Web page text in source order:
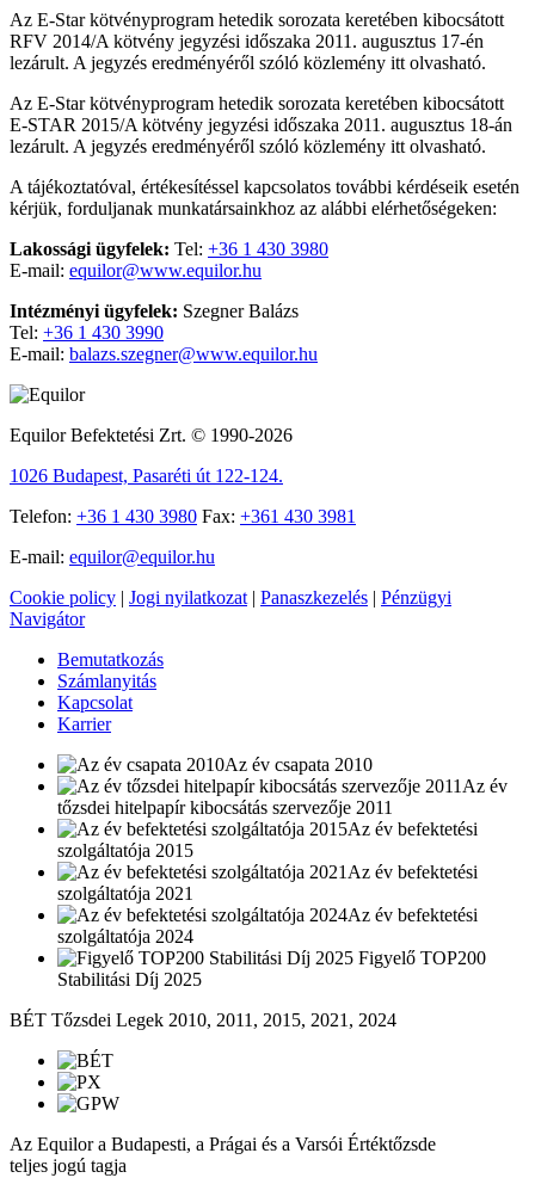
Az E-Star kötvényprogram hetedik sorozata keretében kibocsátott
RFV 2014/A kötvény jegyzési időszaka 2011. augusztus 17-én
lezárult. A jegyzés eredményéről szóló közlemény itt olvasható.
Az E-Star kötvényprogram hetedik sorozata keretében kibocsátott
E-STAR 2015/A kötvény jegyzési időszaka 2011. augusztus 18-án
lezárult. A jegyzés eredményéről szóló közlemény itt olvasható.
A tájékoztatóval, értékesítéssel kapcsolatos további kérdéseik esetén
kérjük, forduljanak munkatársainkhoz az alábbi elérhetőségeken:
Lakossági ügyfelek: Tel: +36 1 430 3980
E-mail: equilor@www.equilor.hu
Intézményi ügyfelek: Szegner Balázs
Tel: +36 1 430 3990
E-mail: balazs.szegner@www.equilor.hu
Equilor Befektetési Zrt. © 1990-2026
1026 Budapest, Pasaréti út 122-124.
Telefon: +36 1 430 3980 Fax: +361 430 3981
E-mail: equilor@equilor.hu
Cookie policy | Jogi nyilatkozat| Panaszkezelés | Pénzügyi
Navigátor
Bemutatkozás
Számlanyitás
Kapcsolat
Karrier
Az év csapata 2010
Az év
tőzsdei hitelpapír kibocsátás szervezője 2011
Az év befektetési
szolgáltatója 2015
Az év befektetési
szolgáltatója 2021
Az év befektetési
szolgáltatója 2024
Figyelő TOP200
Stabilitási Díj 2025
BÉT Tőzsdei Legek 2010, 2011, 2015, 2021, 2024
Az Equilor a Budapesti, a Prágai és a Varsói Értéktőzsde
teljes jogú tagja